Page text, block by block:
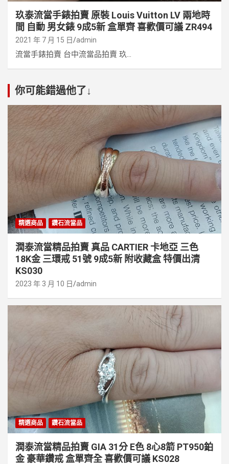
玖泰流當手錶拍賣 原裝 Louis Vuitton LV 兩地時
間 自動 男女錶 9成5新 盒單齊 喜歡價可議 ZR494
2021 年 7 月 15 日 admin
流當手錶拍賣 台中流當品拍賣 玖...
你可能錯過他了↓
精選商品 鑽石流當品
潤泰流當精品拍賣 真品 CARTIER 卡地亞 三色
18K金 三環戒 51號 9成5新 附收藏盒 特價出清
KS030
2023 年 3 月 10 日 admin
精選商品 鑽石流當品
潤泰流當精品拍賣 GIA 31分 E色 8心8箭 PT950鉑
金 豪華鑽戒 盒單齊全 喜歡價可議 KS028